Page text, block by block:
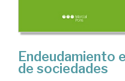
Endeudamiento
de sociedades